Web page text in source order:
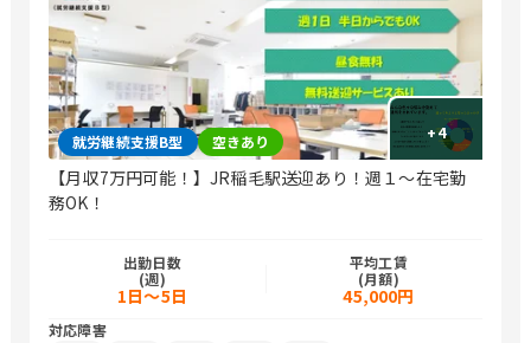
+4
就労継続支援B型 空きあり
【月収7万円可能！】JR稲毛駅送迎あり！週１～在宅勤
務OK！
出勤日数
(週)
1日～5日
平均工賃
(月額)
45,000円
対応障害